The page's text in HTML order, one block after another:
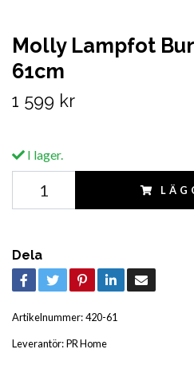
Molly Lampfot
61cm
1 599 kr
I lager.
Dela
Artikelnummer:420-61
Leverantör:PR Home